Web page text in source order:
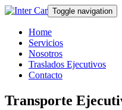
Toggle navigation
Home
Servicios
Nosotros
Traslados Ejecutivos
Contacto
Transporte